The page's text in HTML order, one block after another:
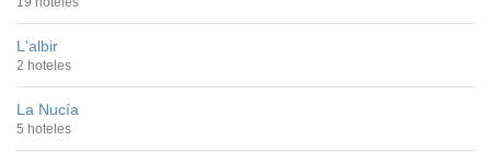
L'albir
2 hoteles
La Nucía
5 hoteles